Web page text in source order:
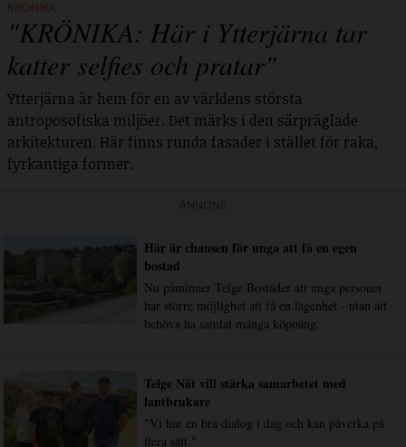
KRÖNIKA
"KRÖNIKA: Här i Ytterjärna tar
katter selfies och pratar"
Ytterjärna är hem för en av världens största
antroposofiska miljöer. Det märks i den särpräglade
arkitekturen. Här finns runda fasader i stället för raka,
fyrkantiga former.
Här är chansen för unga att få en egen
bostad
Nu påminner Telge Bostäder att unga personer
har större möjlighet att få en lägenhet - utan att
behöva ha samlat många köpoäng.
Telge Nät vill stärka samarbetet med
lantbrukare
"Vi har en bra dialog i dag och kan påverka på
flera sätt."